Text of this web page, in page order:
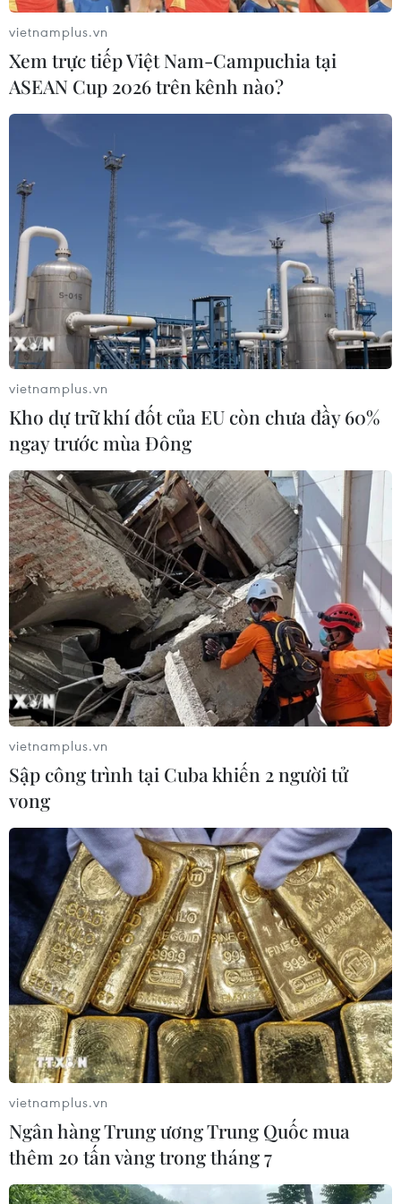
An Giang: Bắt giữ thuyền máy vận chuyển
470.000 USD qua biên giới
25/06/2019 02:50
Đội Đặc nhiệm thuộc Phòng Phòng, chống ma túy và tội
phạm vừa phối hợp với Đồn Biên phòng Vĩnh Nguơn
phát hiện và bắt giữ một vụ vận chuyển 470.000 USD từ
Campuchia về Việt Nam.
vietnamplus.vn
Xem trực tiếp Việt Nam-Campuchia tại
ASEAN Cup 2026 trên kênh nào?
vietnamplus.vn
Kho dự trữ khí đốt của EU còn chưa đầy 60%
ngay trước mùa Đông
vietnamplus.vn
Sập công trình tại Cuba khiến 2 người tử
vong
vietnamplus.vn
Ngân hàng Trung ương Trung Quốc mua
thêm 20 tấn vàng trong tháng 7